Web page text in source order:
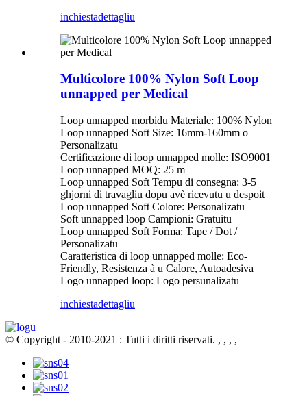
inchiestadettagliu
Multicolore 100% Nylon Soft Loop
unnapped per Medical
Loop unnapped morbidu Materiale: 100% Nylon
Loop unnapped Soft Size: 16mm-160mm o
Personalizatu
Certificazione di loop unnapped molle: ISO9001
Loop unnapped MOQ: 25 m
Loop unnapped Soft Tempu di consegna: 3-5
ghjorni di travagliu dopu avè ricevutu u despoit
Loop unnapped Soft Colore: Personalizatu
Soft unnapped loop Campioni: Gratuitu
Loop unnapped Soft Forma: Tape / Dot /
Personalizatu
Caratteristica di loop unnapped molle: Eco-
Friendly, Resistenza à u Calore, Autoadesiva
Logo unnapped loop: Logo persunalizatu
inchiestadettagliu
© Copyright - 2010-2021 : Tutti i diritti riservati. , , , ,